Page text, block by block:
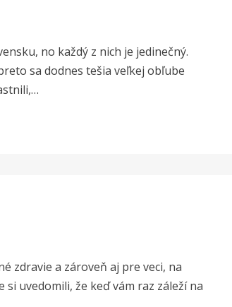
no každý z nich je jedinečný.
sa dodnes tešia veľkej obľube
zdravie a zároveň aj pre veci, na
uvedomili, že keď vám raz záleží na